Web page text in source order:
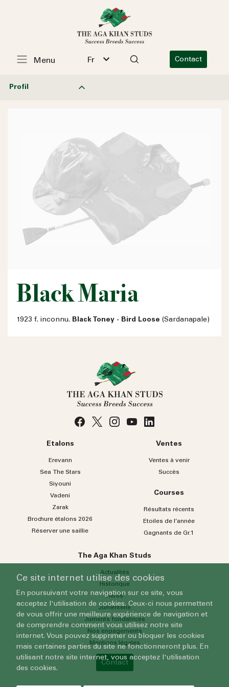
Fr Contact
Menu
Profil
Black Maria
1923 f. inconnu. Black Toney - Bird Loose (Sardanapale)
Etalons
Erevann
Sea TheStars
Siyouni
Vadeni
Zarak
Brochure étalons 2026
Réserver une saillie
Ventes
Ventes à venir
Succès
Courses
Résultats récents
Etoiles de l’année
Gagnants de Gr.1
The Aga Khan Studs
Actualités
Historique
Haras
Jumenterie
Juments fondatrices
Nos engagements
Mentions légales
Contact
Ce site internet utilise des cookies
En poursuivant votre navigation sur ce site, vous
acceptez l'utilisation de cookies. Ceux-ci nous permettent
de vous offrir une meilleure expérience de navigation et
de comprendre comment vous utilisez notre site
internet. Vous pouvez supprimer ou bloquer les cookies
mais certaines parties du site ne fonctionneront plus. En
utilisant notre site internet, vous acceptez l'utilisation
des cookies.